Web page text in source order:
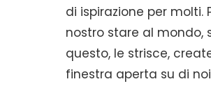
di ispirazione per
nostro stare al mondo,
questo, le strisce,
finestra aperta su di